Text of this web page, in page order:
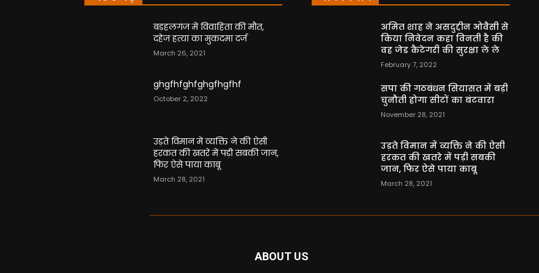
बड़हलगंज में विवाहिता की मौत,
दहेज हत्या का मुकदमा दर्ज
March 26, 2021
ghgfhfghfghgfhgfhf
October 2, 2022
उड़ते विमान में व्यक्ति ने की ऐसी
हरकत की खतरे में पड़ी सबकी जान,
फिर ऐसे पाया काबू
March 28, 2021
अमित शाह ने असदुद्दीन ओवैसी से
किया निवेदन कहा विनती है की
वह जेड कैटेगरी की सुरक्षा ले ले
February 7, 2022
सपा की गठबंधन सियासत में बड़ी
चुनौती होगा सीटों का बंटवारा
November 28, 2021
उड़ते विमान में व्यक्ति ने की ऐसी
हरकत की खतरे में पड़ी सबकी
जान, फिर ऐसे पाया काबू
March 28, 2021
ABOUT US